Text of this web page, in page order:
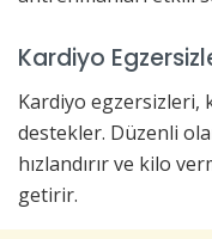
Kardiyo
Kardiyo egzersizleri,
destekler. Düzenli
hızlandırır ve kilo
getirir.